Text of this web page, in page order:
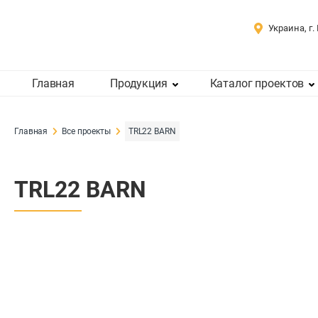
Украина,
Главная Продукция Каталог проектов
Главная Все проекты TRL22 BARN
TRL22 BARN